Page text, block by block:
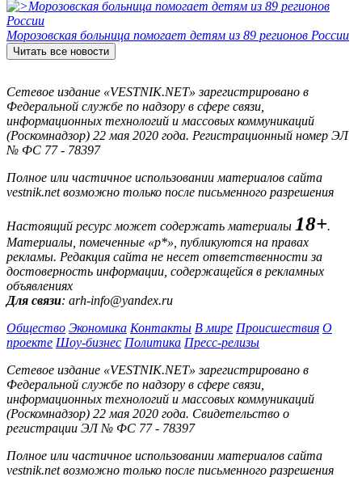
Морозовская больница помогает детям из 89 регионов России
Читать все новости
Сетевое издание «VESTNIK.NET» зарегистрировано в
Федеральной службе по надзору в сфере связи,
информационных технологий и массовых коммуникаций
(Роскомнадзор) 22 мая 2020 года. Регистрационный номер ЭЛ
№ ФС 77 - 78397
Полное или частичное использовании материалов сайта
vestnik.net возможно только после письменного разрешения
Настоящий ресурс может содержать материалы 18+.
Материалы, помеченные «р*», публикуются на правах
рекламы. Редакция сайта не несет ответственности за
достоверность информации, содержащейся в рекламных
объявлениях
Для связи: arh-info@yandex.ru
Общество Экономика Контакты В мире Происшествия О
проекте Шоу-бизнес Политика Пресс-релизы
Сетевое издание «VESTNIK.NET» зарегистрировано в
Федеральной службе по надзору в сфере связи,
информационных технологий и массовых коммуникаций
(Роскомнадзор) 22 мая 2020 года. Свидетельство о
регистрации ЭЛ № ФС 77 - 78397
Полное или частичное использовании материалов сайта
vestnik.net возможно только после письменного разрешения